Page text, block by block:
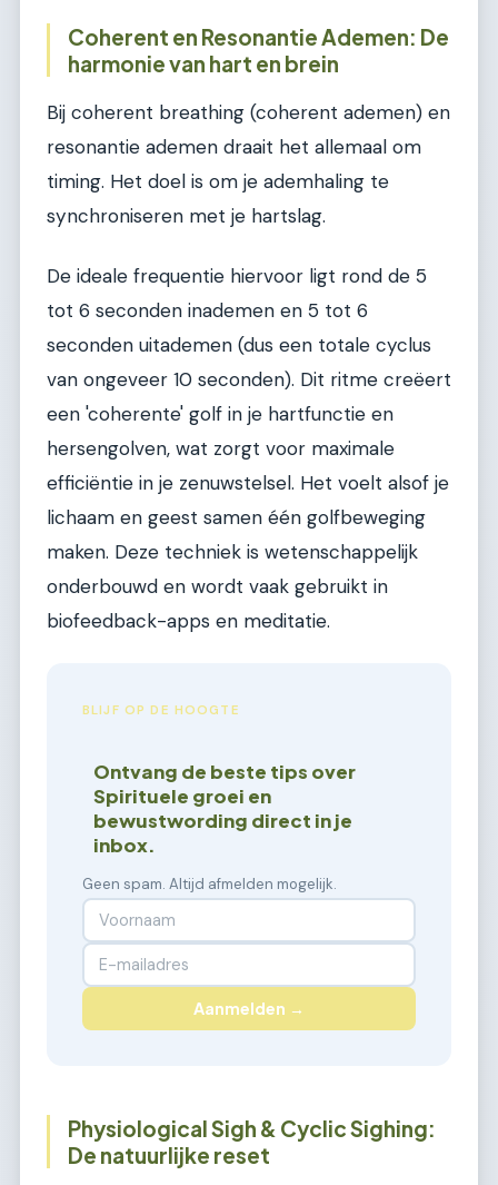
Coherent en Resonantie Ademen: De
harmonie van hart en brein
Bij coherent breathing (coherent ademen) en
resonantie ademen draait het allemaal om
timing. Het doel is om je ademhaling te
synchroniseren met je hartslag.
De ideale frequentie hiervoor ligt rond de 5
tot 6 seconden inademen en 5 tot 6
seconden uitademen (dus een totale cyclus
van ongeveer 10 seconden). Dit ritme creëert
een 'coherente' golf in je hartfunctie en
hersengolven, wat zorgt voor maximale
efficiëntie in je zenuwstelsel. Het voelt alsof je
lichaam en geest samen één golfbeweging
maken. Deze techniek is wetenschappelijk
onderbouwd en wordt vaak gebruikt in
biofeedback-apps en meditatie.
BLIJF OP DE HOOGTE
Ontvang de beste tips over
Spirituele groei en
bewustwording direct in je
inbox.
Geen spam. Altijd afmelden mogelijk.
Aanmelden →
Physiological Sigh & Cyclic Sighing:
De natuurlijke reset